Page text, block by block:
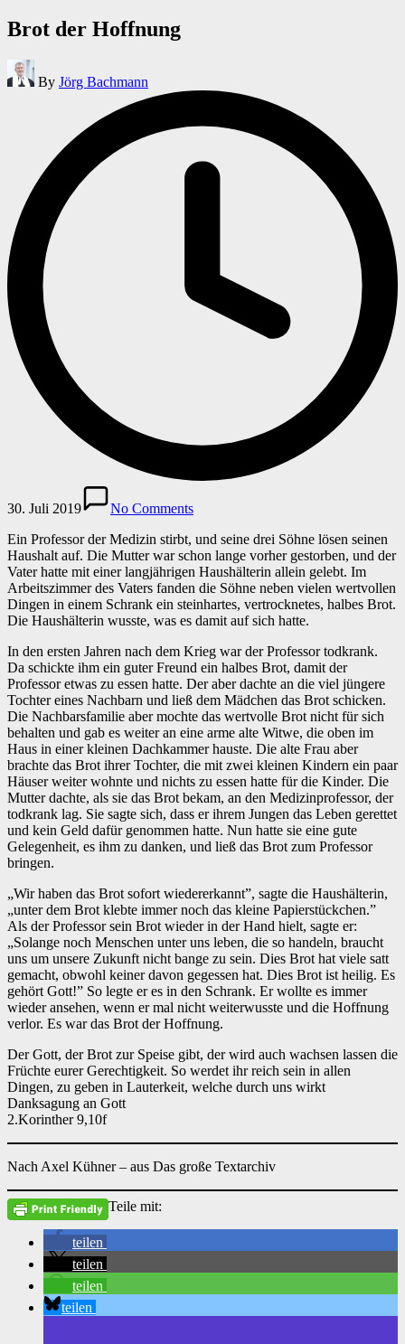
Brot der Hoffnung
Posted
by
By Jörg Bachmann
30. Juli 2019
No Comments
Ein Professor der Medizin stirbt, und seine drei Söhne lösen seinen
Haushalt auf. Die Mutter war schon lange vorher gestorben, und der
Vater hatte mit einer langjährigen Haushälterin allein gelebt. Im
Arbeitszimmer des Vaters fanden die Söhne neben vielen wertvollen
Dingen in einem Schrank ein steinhartes, vertrocknetes, halbes Brot.
Die Haushälterin wusste, was es damit auf sich hatte.
In den ersten Jahren nach dem Krieg war der Professor todkrank.
Da schickte ihm ein guter Freund ein halbes Brot, damit der
Professor etwas zu essen hatte. Der aber dachte an die viel jüngere
Tochter eines Nachbarn und ließ dem Mädchen das Brot schicken.
Die Nachbarsfamilie aber mochte das wertvolle Brot nicht für sich
behalten und gab es weiter an eine arme alte Witwe, die oben im
Haus in einer kleinen Dachkammer hauste. Die alte Frau aber
brachte das Brot ihrer Tochter, die mit zwei kleinen Kindern ein paar
Häuser weiter wohnte und nichts zu essen hatte für die Kinder. Die
Mutter dachte, als sie das Brot bekam, an den Medizinprofessor, der
todkrank lag. Sie sagte sich, dass er ihrem Jungen das Leben gerettet
und kein Geld dafür genommen hatte. Nun hatte sie eine gute
Gelegenheit, es ihm zu danken, und ließ das Brot zum Professor
bringen.
„Wir haben das Brot sofort wiedererkannt”, sagte die Haushälterin,
„unter dem Brot klebte immer noch das kleine Papierstückchen.”
Als der Professor sein Brot wieder in der Hand hielt, sagte er:
„Solange noch Menschen unter uns leben, die so handeln, braucht
uns um unsere Zukunft nicht bange zu sein. Dies Brot hat viele satt
gemacht, obwohl keiner davon gegessen hat. Dies Brot ist heilig. Es
gehört Gott!” So legte er es in den Schrank. Er wollte es immer
wieder ansehen, wenn er mal nicht weiterwusste und die Hoffnung
verlor. Es war das Brot der Hoffnung.
Der Gott, der Brot zur Speise gibt, der wird auch wachsen lassen die
Früchte eurer Gerechtigkeit. So werdet ihr reich sein in allen
Dingen, zu geben in Lauterkeit, welche durch uns wirkt
Danksagung an Gott
2.Korinther 9,10f
Nach Axel Kühner – aus Das große Textarchiv
Teile mit:
teilen
teilen
teilen
teilen